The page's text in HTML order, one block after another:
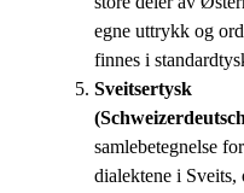
egne uttrykk og
finnes i
Sveitsertysk
samlebetegnelse
dialektene i Sveits,